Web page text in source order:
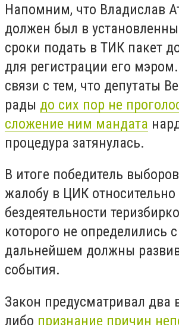
Напомним, что Владислав
должен был в
сроки подать в ТИК пакет
для регистрации его
связи с тем, что депутаты
рады до сих пор не
сложение ним мандата
процедура затянулась.
В итоге победитель
жалобу в ЦИК относительно
бездеятельности
которого не определились
дальнейшем должны
события.
Закон предусматривал два
либо признание причин